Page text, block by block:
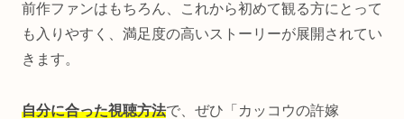
前作ファンはもちろん、これから初めて観る方にとって
も入りやすく、満足度の高いストーリーが展開されてい
きます。
自分に合った視聴方法で、ぜひ「カッコウの許嫁